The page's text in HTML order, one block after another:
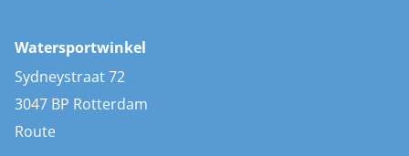
AIS transponders
Stootwillen en fenders
Bootkussens
Zwemtrappen
Watersportwinkel
Sydneystraat 72
3047 BP Rotterdam
Route